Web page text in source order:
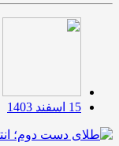
15 اسفند 1403